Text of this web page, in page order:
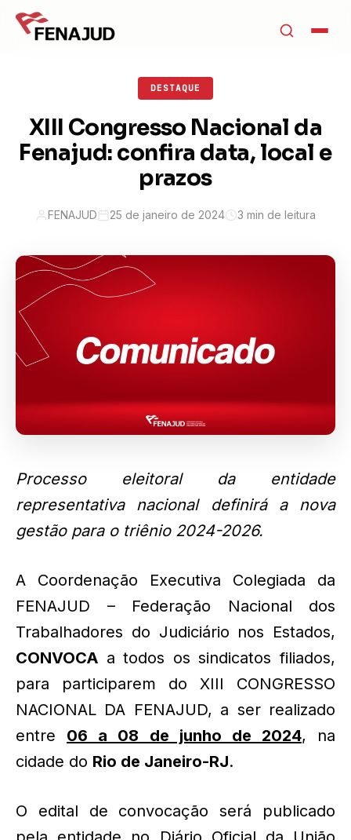
DESTAQUE
XIII Congresso Nacional da
Fenajud: confira data, local e
prazos
FENAJUD 25 de janeiro de 2024 3 min de leitura
Processo eleitoral da entidade
representativa nacional definirá a nova
gestão para o triênio 2024-2026.
A Coordenação Executiva Colegiada da
FENAJUD – Federação Nacional dos
Trabalhadores do Judiciário nos Estados,
CONVOCA a todos os sindicatos filiados,
para participarem do XIII CONGRESSO
NACIONAL DA FENAJUD, a ser realizado
entre 06 a 08 de junho de 2024, na
cidade do Rio de Janeiro-RJ.
O edital de convocação será publicado